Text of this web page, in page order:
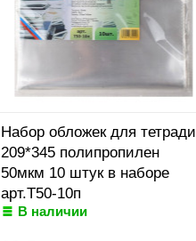
Набор обложек для тетради
209*345 полипропилен
50мкм 10 штук в наборе
арт.Т50-10п
В наличии